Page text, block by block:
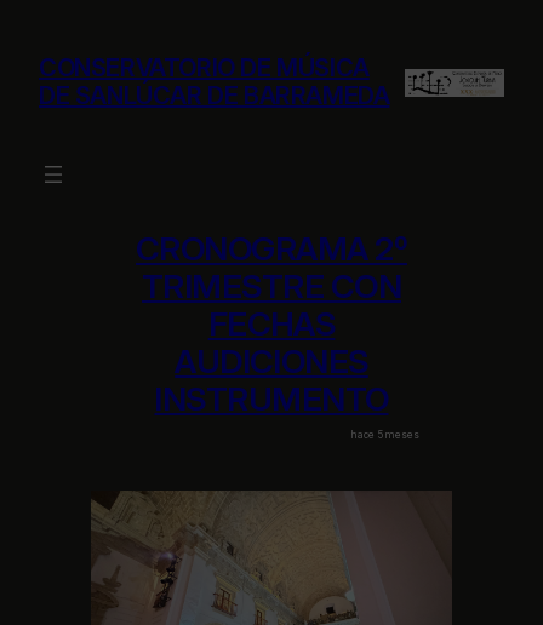
contenido
CONSERVATORIO DE MÚSICA
DE SANLÚCAR DE BARRAMEDA
CRONOGRAMA 2º
TRIMESTRE CON
FECHAS
AUDICIONES
INSTRUMENTO
hace 5 meses